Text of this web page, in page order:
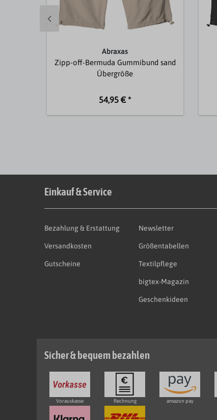
Abraxas
Zipp-off-Bermuda Gummibund sand
Übergröße
54,95 € *
Einkauf & Service
Bezahlung & Erstattung
Versandkosten
Gutscheine
Newsletter
Größentabellen
Textilpflege
bigtex-Magazin
Geschenkideen
Sicher & bequem bezahlen
Vorauskasse Rechnung amazon pay